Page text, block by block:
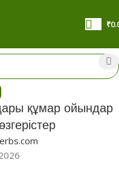
₹
құмар ойындар